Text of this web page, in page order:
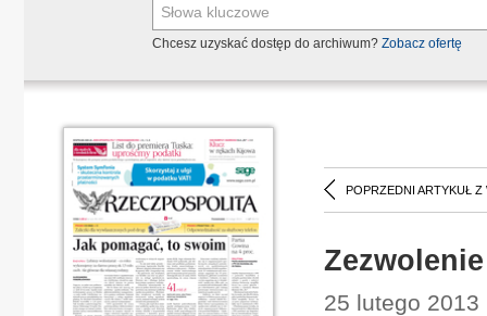
Chcesz uzyskać dostęp do archiwum? Zobacz ofertę
POPRZEDNI ARTYKUŁ Z
25 lutego 2013